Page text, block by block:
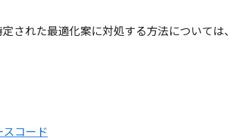
された最適化案に対処する方法については、
スコード